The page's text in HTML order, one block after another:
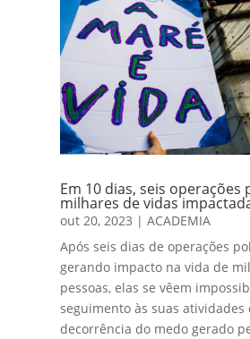
Em 10 dias, seis operações
milhares de vidas
out 20, 2023 |ACADEMIA
Após seis dias de operações
gerando impacto na vida de
pessoas, elas se vêem
seguimento às suas atividades
decorrência do medo gerado